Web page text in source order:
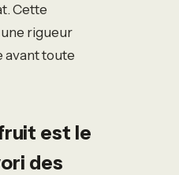
Cette
rigueur
avant toute
est le
des